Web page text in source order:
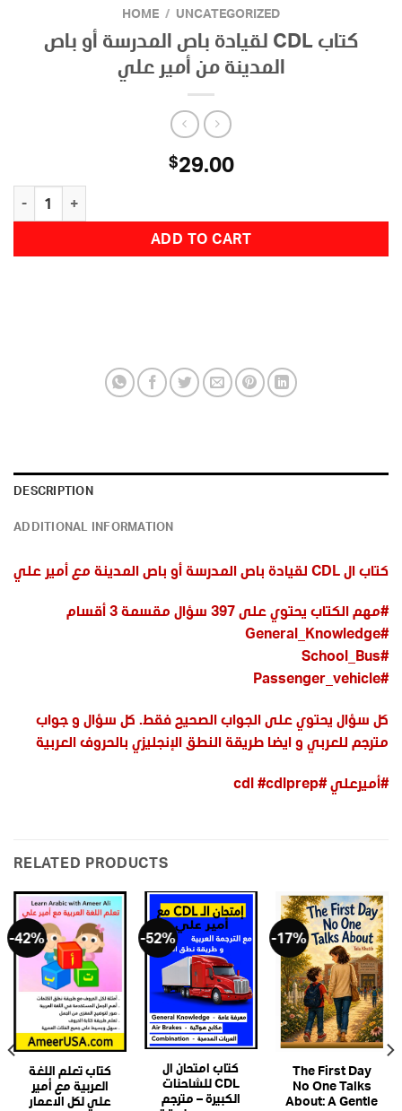
HOME / UNCATEGORIZED
كتاب CDL لقيادة باص المدرسة أو باص
المدينة من أمير علي
$29.00
ADD TO CART
DESCRIPTION
ADDITIONAL INFORMATION
كتاب ال CDL لقيادة باص المدرسة أو باص المدينة مع أمير علي
#مهم الكتاب يحتوي على 397 سؤال مقسمة 3 أقسام
#General_Knowledge
#School_Bus
#Passenger_vehicle
كل سؤال يحتوي على الجواب الصحيح فقط. كل سؤال و جواب
مترجم للعربي و ايضا طريقة النطق الإنجليزي بالحروف العربية
#أميرعلي #cdl #cdlprep
RELATED PRODUCTS
-42%
كتاب تعلم اللغة
العربية مع أمير
علي لكل الاعمار
-52%
كتاب امتحان ال
CDL للشاحنات
الكبيرة – مترجم
-17%
The First Day
No One Talks
About: A Gentle